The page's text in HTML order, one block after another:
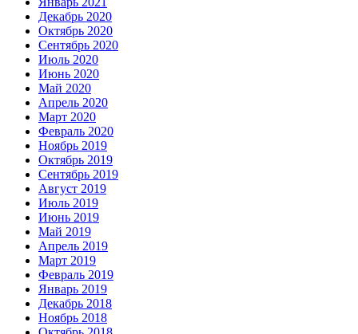
Декабрь 2020
Октябрь 2020
Сентябрь 2020
Июль 2020
Июнь 2020
Май 2020
Апрель 2020
Март 2020
Февраль 2020
Ноябрь 2019
Октябрь 2019
Сентябрь 2019
Август 2019
Июль 2019
Июнь 2019
Май 2019
Апрель 2019
Март 2019
Февраль 2019
Январь 2019
Декабрь 2018
Ноябрь 2018